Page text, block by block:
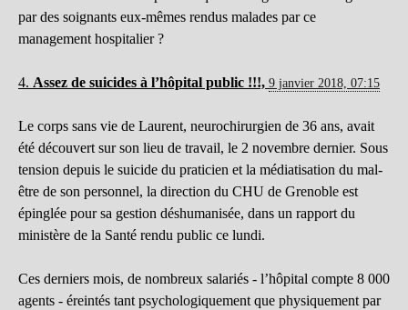
par des soignants eux-mêmes rendus malades par ce
management hospitalier ?
4. Assez de suicides à l’hôpital public !!!, 9 janvier 2018, 07:15
Le corps sans vie de Laurent, neurochirurgien de 36 ans, avait
été découvert sur son lieu de travail, le 2 novembre dernier. Sous
tension depuis le suicide du praticien et la médiatisation du mal-
être de son personnel, la direction du CHU de Grenoble est
épinglée pour sa gestion déshumanisée, dans un rapport du
ministère de la Santé rendu public ce lundi.
Ces derniers mois, de nombreux salariés - l’hôpital compte 8 000
agents - éreintés tant psychologiquement que physiquement par